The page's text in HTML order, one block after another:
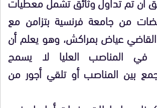
من جامعة فرنسية بتزامن مع
القاضي عياض بمراكش، وهو يعلم أن
في المناصب العليا لا يسمح
بين المناصب أو تلقي أجور من